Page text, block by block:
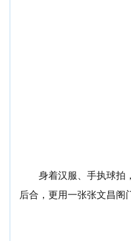
身着汉服、手执球拍
后合，更用一张张文昌阁